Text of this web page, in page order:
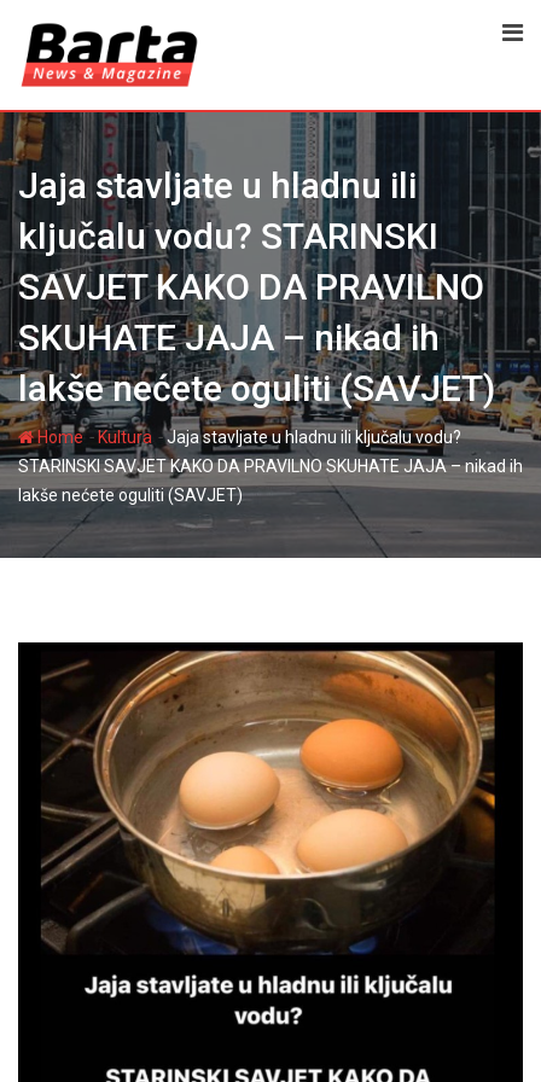
content
Jaja stavljate u hladnu ili
ključalu vodu? STARINSKI
SAVJET KAKO DA PRAVILNO
SKUHATE JAJA – nikad ih
lakše nećete oguliti (SAVJET)
Home-Kultura -Jaja stavljate u hladnu ili ključalu vodu?
STARINSKI SAVJET KAKO DA PRAVILNO SKUHATE JAJA – nikad ih
lakše nećete oguliti (SAVJET)